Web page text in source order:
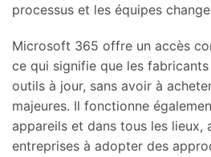
processus et les équipes
Microsoft 365 offre un accès
ce qui signifie que les
outils à jour, sans avoir à
majeures. Il fonctionne
appareils et dans tous les lieux,
entreprises à adopter des